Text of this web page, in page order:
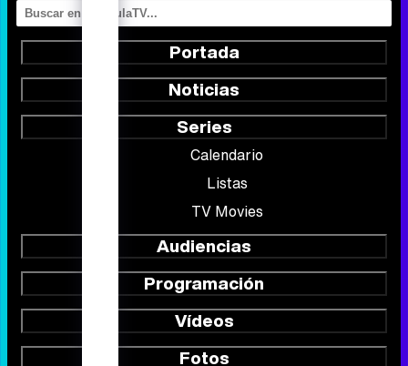
Portada
Noticias
Series
Calendario